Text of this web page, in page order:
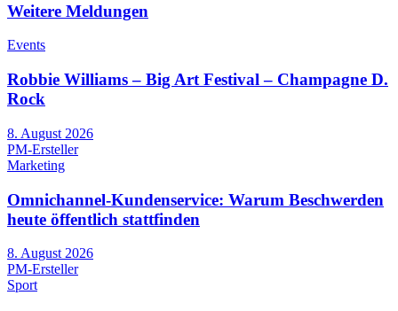
Weitere Meldungen
Events
Robbie Williams – Big Art Festival – Champagne D.
Rock
8. August 2026
PM-Ersteller
Marketing
Omnichannel-Kundenservice: Warum Beschwerden
heute öffentlich stattfinden
8. August 2026
PM-Ersteller
Sport